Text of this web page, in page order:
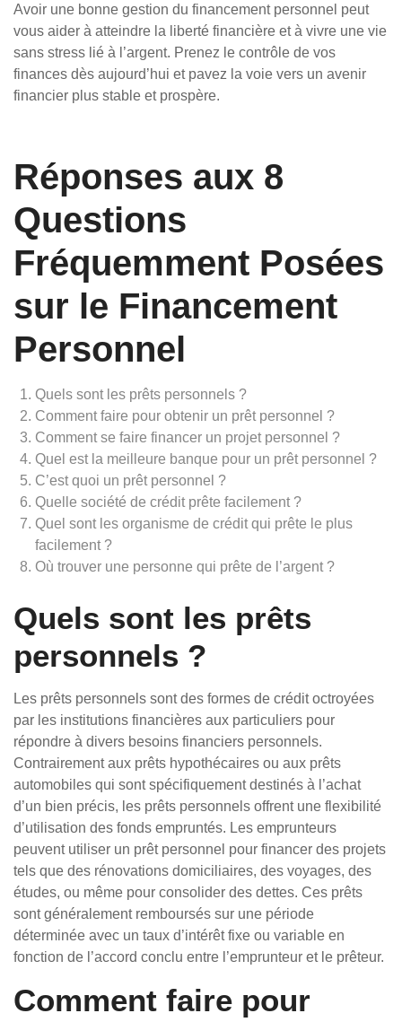
Avoir une bonne gestion du financement personnel peut
vous aider à atteindre la liberté financière et à vivre une vie
sans stress lié à l’argent. Prenez le contrôle de vos
finances dès aujourd’hui et pavez la voie vers un avenir
financier plus stable et prospère.
Réponses aux 8
Questions
Fréquemment Posées
sur le Financement
Personnel
Quels sont les prêts personnels ?
Comment faire pour obtenir un prêt personnel ?
Comment se faire financer un projet personnel ?
Quel est la meilleure banque pour un prêt personnel ?
C’est quoi un prêt personnel ?
Quelle société de crédit prête facilement ?
Quel sont les organisme de crédit qui prête le plus
facilement ?
Où trouver une personne qui prête de l’argent ?
Quels sont les prêts
personnels ?
Les prêts personnels sont des formes de crédit octroyées
par les institutions financières aux particuliers pour
répondre à divers besoins financiers personnels.
Contrairement aux prêts hypothécaires ou aux prêts
automobiles qui sont spécifiquement destinés à l’achat
d’un bien précis, les prêts personnels offrent une flexibilité
d’utilisation des fonds empruntés. Les emprunteurs
peuvent utiliser un prêt personnel pour financer des projets
tels que des rénovations domiciliaires, des voyages, des
études, ou même pour consolider des dettes. Ces prêts
sont généralement remboursés sur une période
déterminée avec un taux d’intérêt fixe ou variable en
fonction de l’accord conclu entre l’emprunteur et le prêteur.
Comment faire pour